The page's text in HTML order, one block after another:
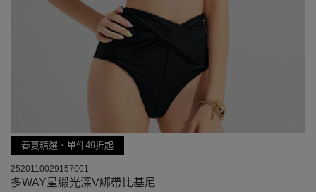
春夏精選．單件49折起
2520110029157001
多WAY星緞光深V綁帶比基尼